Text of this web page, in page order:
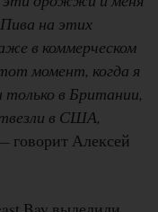
на этих
в коммерческом
момент, когда я
в Британии,
в США,
говорит Алексей